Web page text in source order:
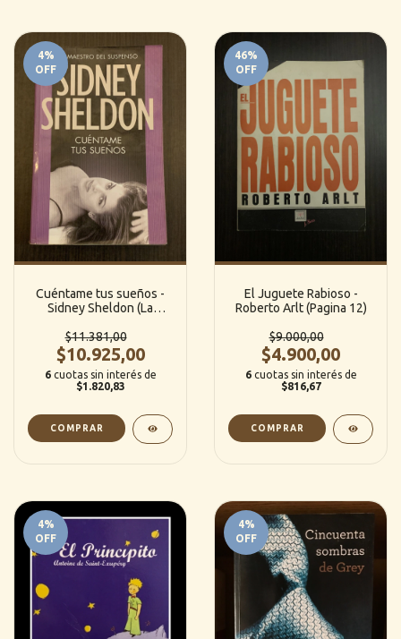
4%
OFF
Cuéntame tus sueños -
Sidney Sheldon (La
$11.381,00
$10.925,00
6 cuotas sin interés de
$1.820,83
46%
OFF
El Juguete Rabioso -
Roberto Arlt (Pagina 12)
$9.000,00
$4.900,00
6 cuotas sin interés de
$816,67
4%
OFF
4%
OFF